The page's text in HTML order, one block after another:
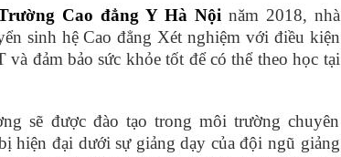
Cao đẳng Y Hà Nội năm 2018, nhà
sinh hệ Cao đẳng Xét nghiệm với điều kiện
đảm bảo sức khỏe tốt để có thể theo học tại
sẽ được đào tạo trong môi trường chuyên
hiện đại dưới sự giảng dạy của đội ngũ giảng